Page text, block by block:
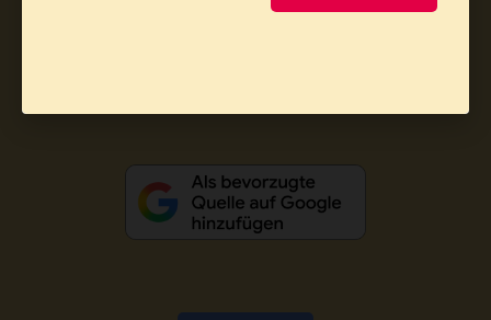
Vertrag widerrufen